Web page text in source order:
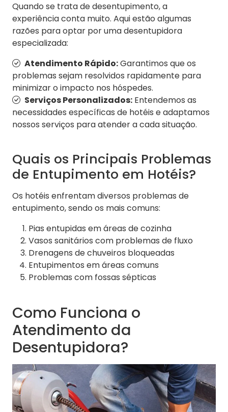
Quando se trata de desentupimento, a
experiência conta muito. Aqui estão algumas
razões para optar por uma desentupidora
especializada:
Atendimento Rápido:Garantimos que os
problemas sejam resolvidos rapidamente para
minimizar o impacto nos hóspedes.
Serviços Personalizados: Entendemos as
necessidades específicas de hotéis e adaptamos
nossos serviços para atender a cada situação.
Quais os Principais Problemas
de Entupimento em Hotéis?
Os hotéis enfrentam diversos problemas de
entupimento, sendo os mais comuns:
Pias entupidas em áreas de cozinha
Vasos sanitários com problemas de fluxo
Drenagens de chuveiros bloqueadas
Entupimentos em áreas comuns
Problemas com fossas sépticas
Como Funciona o
Atendimento da
Desentupidora?